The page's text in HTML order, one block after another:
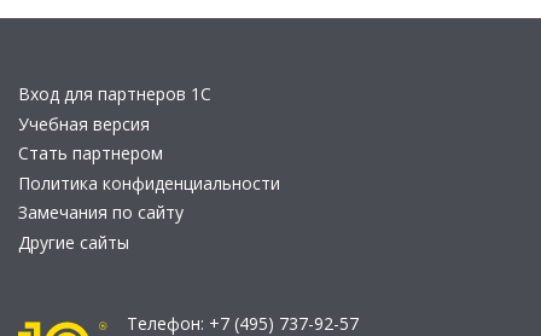
Вход для партнеров 1С
Учебная версия
Стать партнером
Политика конфиденциальности
Замечания по сайту
Другие сайты
Телефон: +7 (495) 737-92-57